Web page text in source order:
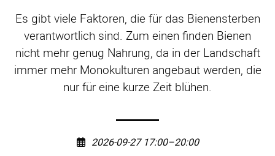
Es gibt viele Faktoren, die für das Bienensterben
verantwortlich sind. Zum einen finden Bienen
nicht mehr genug Nahrung, da in der Landschaft
immer mehr Monokulturen angebaut werden, die
nur für eine kurze Zeit blühen.
2026-09-27 17:00–20:00